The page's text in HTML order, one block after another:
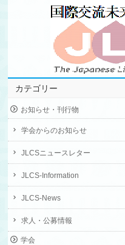
カテゴリー
お知らせ・刊行物
学会からのお知らせ
JLCSニュースレター
JLCS-Information
JLCS-News
求人・公募情報
学会